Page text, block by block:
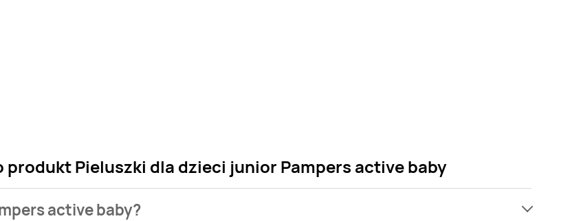
produkt Pieluszki dla dzieci junior Pampers active baby
active baby?